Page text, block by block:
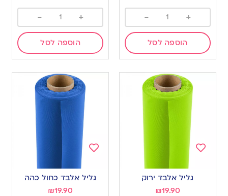
+
-
הוספה לסל
+
-
הוספה לסל
wishlist
גליל אלבד ירוק
₪19.90
wishlist
גליל אלבד כחול כהה
₪19.90